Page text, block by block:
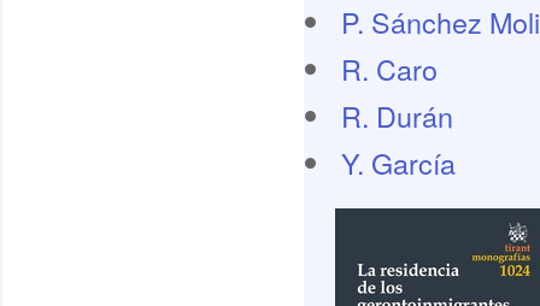
P. Sánchez
R. Caro
R. Durán
Y. García